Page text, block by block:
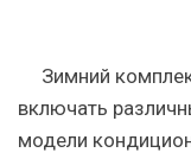
Зимний
включать
модели